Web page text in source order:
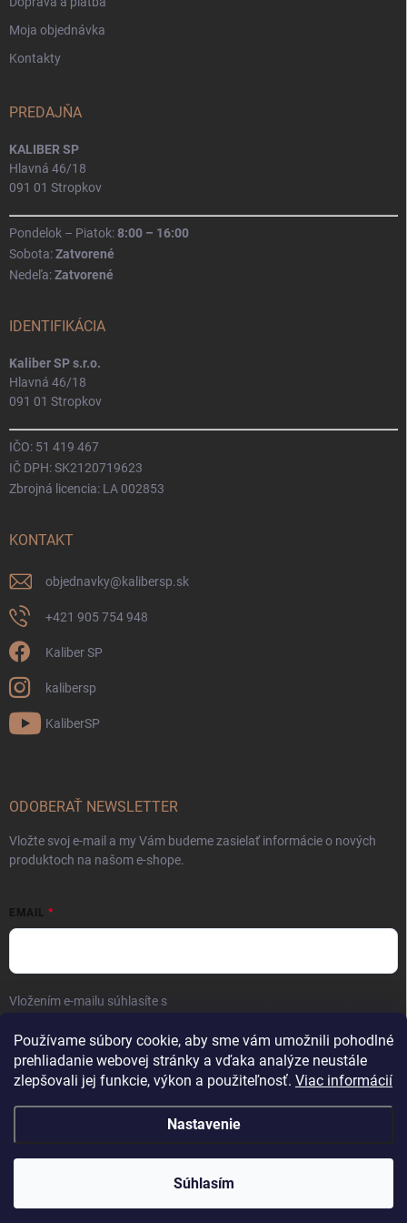
Používame súbory cookie, aby sme vám umožnili pohodlné
prehliadanie webovej stránky a vďaka analýze neustále
zlepšovali jej funkcie, výkon a použiteľnosť. Viac informácií
Nastavenie
Súhlasím
Moja objednávka
Kontakty
PREDAJŇA
KALIBER SP
Hlavná 46/18
091 01 Stropkov
Pondelok – Piatok:8:00 – 16:00
Sobota:Zatvorené
Nedeľa:Zatvorené
IDENTIFIKÁCIA
Kaliber SP s.r.o.
Hlavná 46/18
091 01 Stropkov
IČO: 51 419 467
IČ DPH: SK2120719623
Zbrojná licencia: LA 002853
KONTAKT
objednavky@kalibersp.sk
+421 905 754 948
Kaliber SP
kalibersp
KaliberSP
ODOBERAŤ NEWSLETTER
Vložte svoj e-mail a my Vám budeme zasielať informácie o nových
produktoch na našom e-shope.
EMAIL
Vložením e-mailu súhlasíte s
Prihlásiť sa
Kaliber SP s.r.o. . Všetky práva vyhradené.